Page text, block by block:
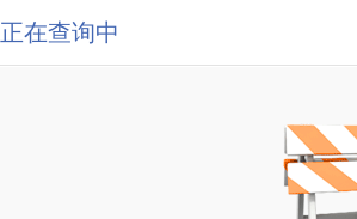
正在查询中